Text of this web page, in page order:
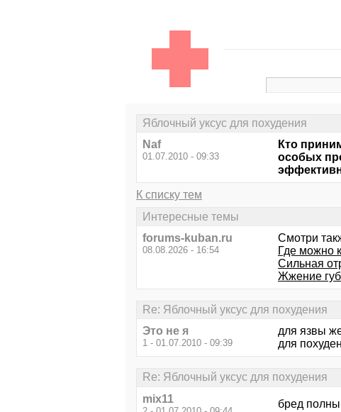
Яблочный уксус для похудения
Naf
01.07.2010 - 09:33
Кто
особых
К списку тем
Интересные темы
forums-kuban.ru
08.08.2026 - 16:54
Смотри
Где можно
Сильная
Жжение
Re: Яблочный уксус для похудения
Это не я
1 - 01.07.2010 - 09:39
для язвы
для
Re: Яблочный уксус для похудения
mix11
бред